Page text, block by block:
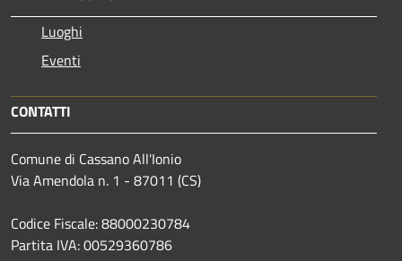
Luoghi
Eventi
CONTATTI
Comune di Cassano All'Ionio
Via Amendola n. 1 - 87011 (CS)
Codice Fiscale: 88000230784
Partita IVA: 00529360786